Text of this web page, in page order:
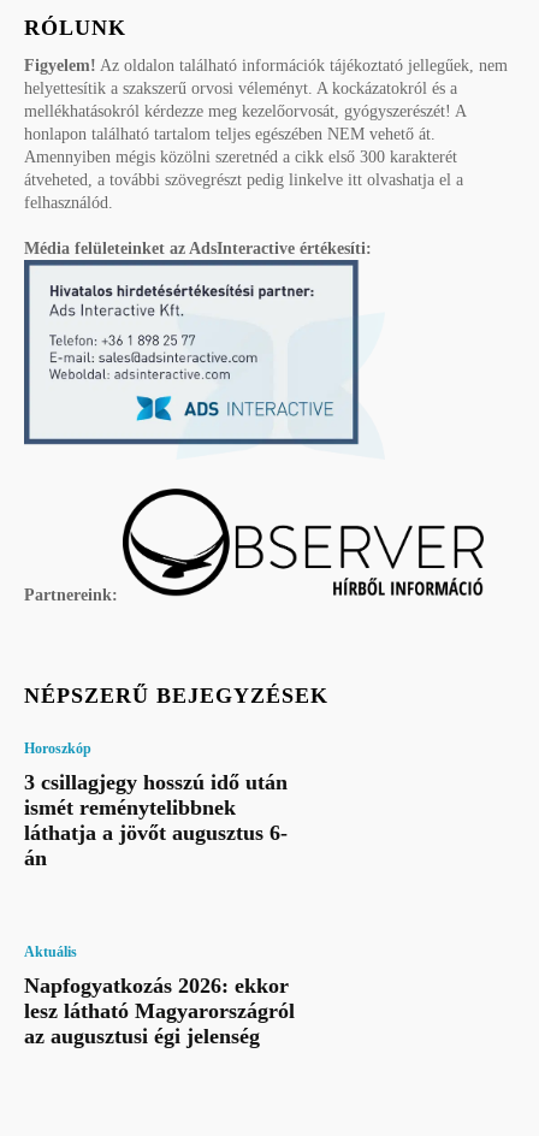
RÓLUNK
Figyelem! Az oldalon található információk tájékoztató jellegűek, nem
helyettesítik a szakszerű orvosi véleményt. A kockázatokról és a
mellékhatásokról kérdezze meg kezelőorvosát, gyógyszerészét! A
honlapon található tartalom teljes egészében NEM vehető át.
Amennyiben mégis közölni szeretnéd a cikk első 300 karakterét
átveheted, a további szövegrészt pedig linkelve itt olvashatja el a
felhasználód.
Média felületeinket az AdsInteractive értékesíti:
Partnereink:
NÉPSZERŰ BEJEGYZÉSEK
Horoszkóp
3 csillagjegy hosszú idő után
ismét reménytelibbnek
láthatja a jövőt augusztus 6-
án
Aktuális
Napfogyatkozás 2026: ekkor
lesz látható Magyarországról
az augusztusi égi jelenség